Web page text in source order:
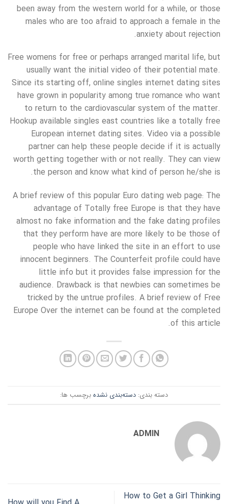
been away from the western world for a while, or those
males who are too afraid to approach a female in the
anxiety about rejection.
Free womens for free or perhaps arranged marital life, but
usually want the initial video of their potential mate.
Since its starting off, online singles internet dating sites
have grown in popularity among true romance who want
to return to the cardiovascular system of the matter.
Hookup available singles east countries like a totally free
European internet dating sites. Video via a possible
partner can help these people decide if it is actually
worth getting together with or not really. They can view
the person and know what kind of person he/she is.
A brief review of this popular Euro dating web page: The
advantage of Totally free Europe is that they have
almost no fake information and the fake dating profiles
that they perform have are more likely to be those of
people who have linked the site in an effort to use
innocent beginners. The Counterfeit profile could have
little info but it provides false impression for the
audience. Drawback is that newbies can sometimes be
tricked by the untrue profiles. A brief review of Free
Europe Over the internet can be found at the completed
of this article.
دسته بندی: دسته‌بندی نشده برچسب ها:
ADMIN
How to Get a Girl Thinking